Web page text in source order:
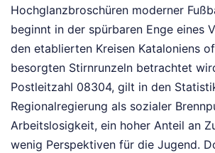
Hochglanzbroschüren moderner
beginnt in der spürbaren Enge eines
den etablierten Kreisen Kataloniens
besorgten Stirnrunzeln betrachtet
Postleitzahl 08304, gilt in den
Regionalregierung als sozialer
Arbeitslosigkeit, ein hoher Anteil an
wenig Perspektiven für die Jugend.